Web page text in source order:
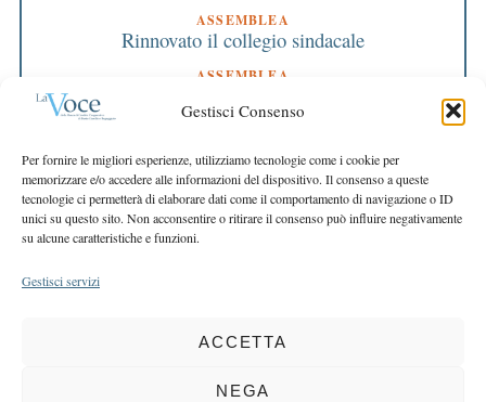
Gestisci Consenso
Per fornire le migliori esperienze, utilizziamo tecnologie come i cookie per
memorizzare e/o accedere alle informazioni del dispositivo. Il consenso a queste
tecnologie ci permetterà di elaborare dati come il comportamento di navigazione o ID
unici su questo sito. Non acconsentire o ritirare il consenso può influire negativamente
su alcune caratteristiche e funzioni.
Gestisci servizi
ACCETTA
NEGA
ASSEMBLEA
Rinnovato il collegio sindacale
ASSEMBLEA
Bilancio approvato all’unanimità e 2 milioni
destinati al territorio
EDITORIALE DIRETTORE
Crescere restando riconoscibili
EDITORIALE PRESIDENTE
Costruire futuro insieme
COPYRIGHT 2025 LA VOCE |PRIVACY
BCC DI BUSTO GAROLFO E BUGUGGIATE